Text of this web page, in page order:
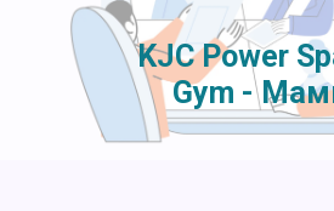
KJC Power
Gym -